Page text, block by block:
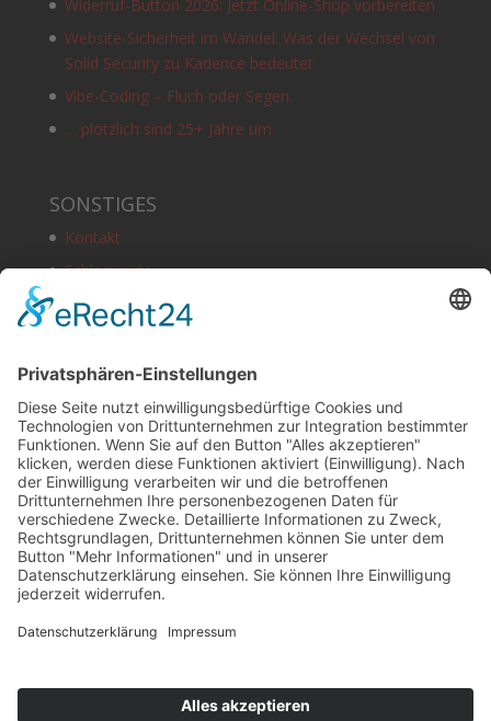
Widerruf-Button 2026: Jetzt Online-Shop vorbereiten
Website-Sicherheit im Wandel: Was der Wechsel von
Solid Security zu Kadence bedeutet
Vibe-Coding – Fluch oder Segen.
… plötzlich sind 25+ Jahre um
SONSTIGES
Kontakt
Schlagworte
Impressum
Copyright
HOSTING